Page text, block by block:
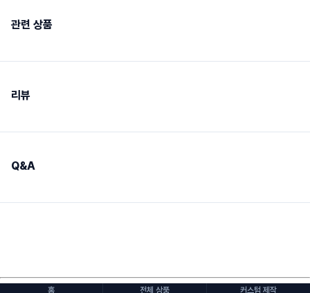
관련 상품
리뷰
Q&A
홈 전체 상품 커스텀 제작